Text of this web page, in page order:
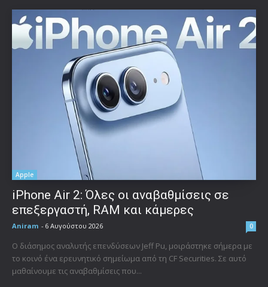
Apple
iPhone Air 2: Όλες οι αναβαθμίσεις σε
επεξεργαστή, RAM και κάμερες
Aniram - 6 Αυγούστου 2026 0
Ο διάσημος αναλυτής επενδύσεων Jeff Pu, μοιράστηκε σήμερα με
το κοινό ένα ερευνητικό σημείωμα από τη CF Securities. Σε αυτό
μαθαίνουμε τις αναβαθμίσεις που...